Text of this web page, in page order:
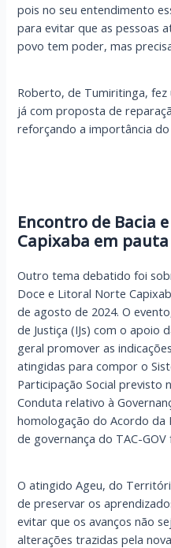
pois no seu entendimento
para evitar que as pessoas
povo tem poder, mas
Roberto, de Tumiritinga,
já com proposta de
reforçando a importância
Encontro de Bacia
Capixaba em
Outro tema debatido foi
Doce e Litoral Norte
de agosto de 2024. O
de Justiça (IJs) com o apoio
geral promover as
atingidas para compor o
Participação Social previsto
Conduta relativo à
homologação do Acordo da
de governança do TAC-
O atingido Ageu, do
de preservar os
evitar que os avanços não
alterações trazidas pela